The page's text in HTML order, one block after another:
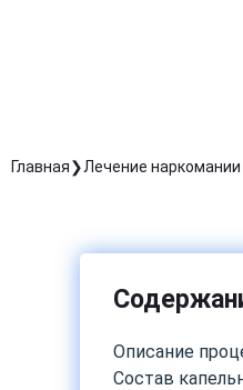
Главная Лечение наркомании
Описание
Состав